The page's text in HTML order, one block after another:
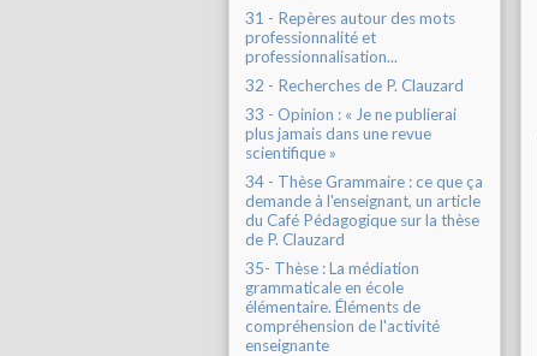
31 - Repères autour des mots
professionnalité et
professionnalisation...
32 - Recherches de P. Clauzard
33 - Opinion : « Je ne publierai
plus jamais dans une revue
scientifique »
34 - Thèse Grammaire : ce que ça
demande à l'enseignant, un article
du Café Pédagogique sur la thèse
de P. Clauzard
35- Thèse : La médiation
grammaticale en école
élémentaire. Éléments de
compréhension de l'activité
enseignante